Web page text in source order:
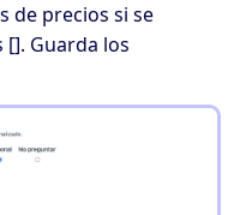
de precios si se
Guarda los